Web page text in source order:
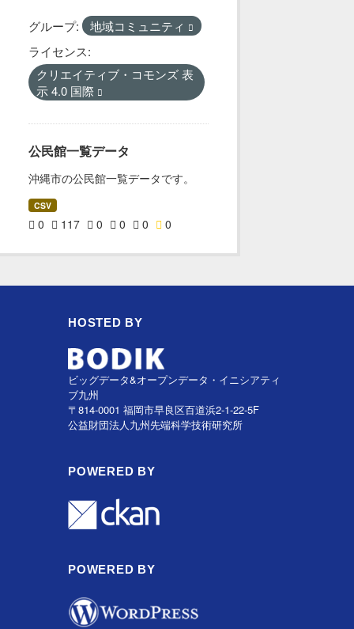
グループ:
地域コミュニティ
ライセンス:
クリエイティブ・コモンズ 表
示 4.0 国際
公民館一覧データ
沖縄市の公民館一覧データです。
CSV
0 117 0 0 0 0
HOSTED BY
ビッグデータ&オープンデータ・イニシアティ
ブ九州
〒814-0001 福岡市早良区百道浜2-1-22-5F
公益財団法人九州先端科学技術研究所
POWERED BY
POWERED BY